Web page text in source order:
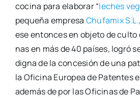
coci­na para ela­bo­rar “leches
peque­ña empre­sa Chu­fa­mix S.L.
ese enton­ces en obje­to de
nas en más de 40 paí­ses, logró
dig­na de la con­ce­sión de una
la Ofi­ci­na Euro­pea de Paten­tes
ade­más de por las Ofi­ci­nas de